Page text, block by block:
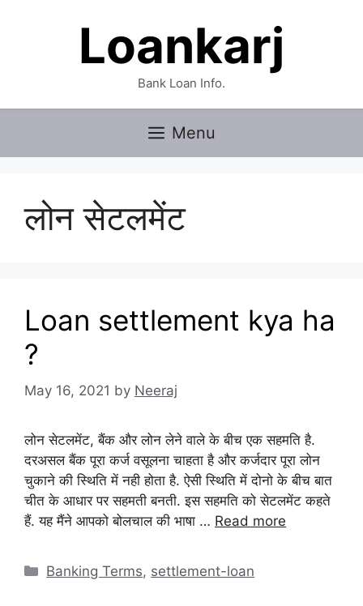
Loankarj
Bank Loan Info.
Menu
लोन सेटलमेंट
Loan settlement kya ha
?
May 16, 2021 by Neeraj
लोन सेटलमेंट, बैंक और लोन लेने वाले के बीच एक सहमति है.
दरअसल बैंक पूरा कर्ज वसूलना चाहता है और कर्जदार पूरा लोन
चुकाने की स्थिति में नही होता है. ऐसी स्थिति में दोनो के बीच बात
चीत के आधार पर सहमती बनती. इस सहमति को सेटलमेंट कहते
हैं. यह मैंने आपको बोलचाल की भाषा … Read more
Categories
Banking Terms, settlement-loan